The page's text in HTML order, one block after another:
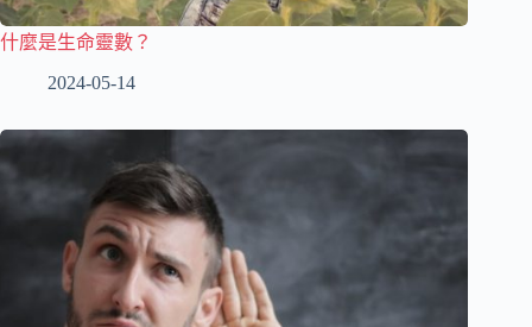
什麼是生命靈數？
2024-05-14